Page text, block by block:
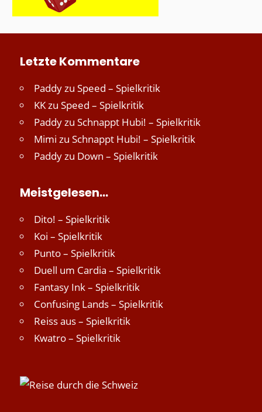
Letzte Kommentare
Paddyzu Speed – Spielkritik
KKzu Speed – Spielkritik
Paddyzu Schnappt Hubi! – Spielkritik
Mimi zu Schnappt Hubi! – Spielkritik
Paddyzu Down – Spielkritik
Meistgelesen…
Dito! – Spielkritik
Koi – Spielkritik
Punto – Spielkritik
Duell um Cardia – Spielkritik
Fantasy Ink – Spielkritik
Confusing Lands – Spielkritik
Reiss aus – Spielkritik
Kwatro – Spielkritik